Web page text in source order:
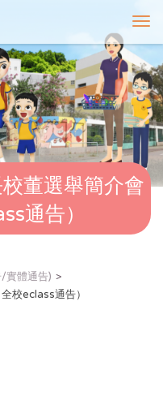
T
o
g
g
l
e
n
v
i
董選舉簡介會
通告）
實體通告)
校eclass通告）